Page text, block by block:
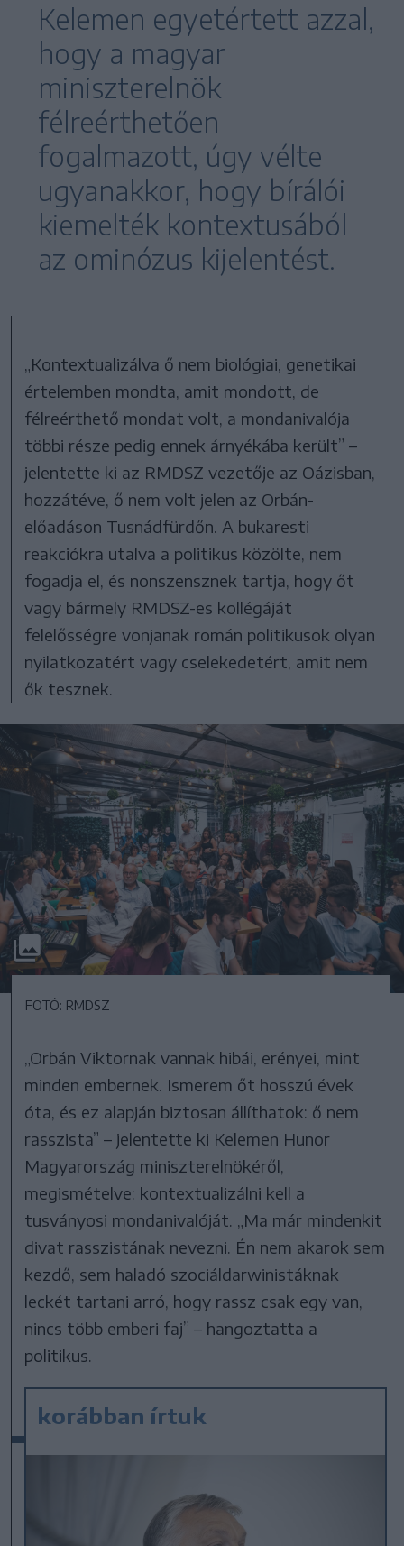
Kelemen egyetértett azzal,
hogy a magyar
miniszterelnök
félreérthetően
fogalmazott, úgy vélte
ugyanakkor, hogy bírálói
kiemelték kontextusából
az ominózus kijelentést.
„Kontextualizálva ő nem biológiai, genetikai
értelemben mondta, amit mondott, de
félreérthető mondat volt, a mondanivalója
többi része pedig ennek árnyékába került” –
jelentette ki az RMDSZ vezetője az Oázisban,
hozzátéve, ő nem volt jelen az Orbán-
előadáson Tusnádfürdőn. A bukaresti
reakciókra utalva a politikus közölte, nem
fogadja el, és nonszensznek tartja, hogy őt
vagy bármely RMDSZ-es kollégáját
felelősségre vonjanak román politikusok olyan
nyilatkozatért vagy cselekedetért, amit nem
ők tesznek.
FOTÓ: RMDSZ
„Orbán Viktornak vannak hibái, erényei, mint
minden embernek. Ismerem őt hosszú évek
óta, és ez alapján biztosan állíthatok: ő nem
rasszista” – jelentette ki Kelemen Hunor
Magyarország miniszterelnökéről,
megismételve: kontextualizálni kell a
tusványosi mondanivalóját. „Ma már mindenkit
divat rasszistának nevezni. Én nem akarok sem
kezdő, sem haladó szociáldarwinistáknak
leckét tartani arró, hogy rassz csak egy van,
nincs több emberi faj” – hangoztatta a
politikus.
korábban írtuk